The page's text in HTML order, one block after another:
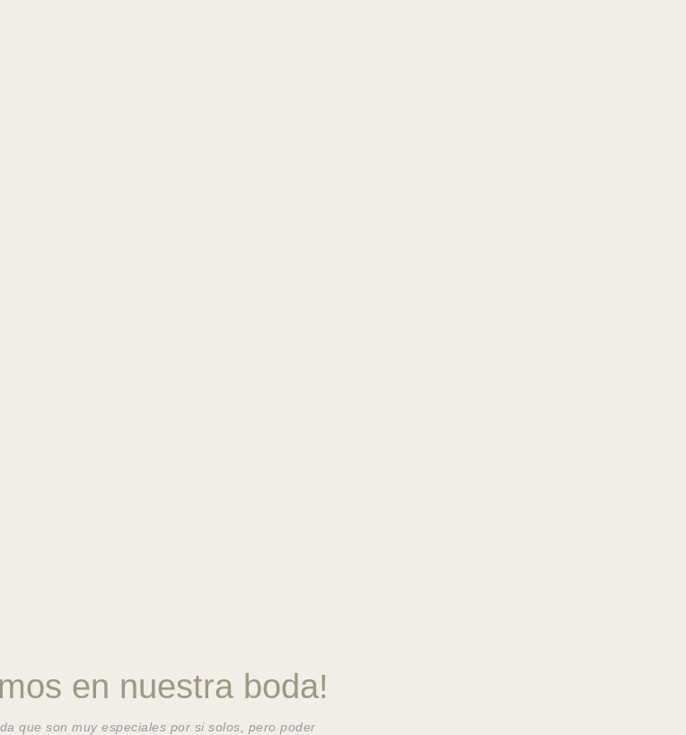
en nuestra boda!
que son muy especiales por si solos, pero poder